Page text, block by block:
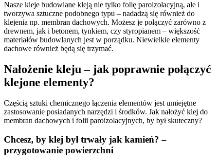
Nasze kleje budowlane kleją nie tylko folię paroizolacyjną, ale i
tworzywa sztuczne podobnego typu – nadadzą się również do
klejenia np. membran dachowych. Możesz je połączyć zarówno z
drewnem, jak i betonem, tynkiem, czy styropianem – większość
materiałów budowlanych jest w porządku. Niewielkie elementy
dachowe również będą się trzymać.
Nałożenie kleju – jak poprawnie połączyć
klejone elementy?
Częścią sztuki chemicznego łączenia elementów jest umiejętne
zastosowanie posiadanych narzędzi i środków. Jak nałożyć klej do
membran dachowych i folii paroizolacyjnych, by był skuteczny?
Chcesz, by klej był trwały jak kamień? –
przygotowanie powierzchni